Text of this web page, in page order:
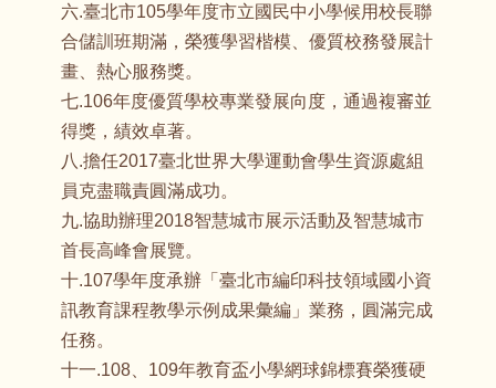
六.臺北市105學年度市立國民中小學候用校長聯
合儲訓班期滿，榮獲學習楷模、優質校務發展計
畫、熱心服務獎。
七.106年度優質學校專業發展向度，通過複審並
得獎，績效卓著。
八.擔任2017臺北世界大學運動會學生資源處組
員克盡職責圓滿成功。
九.協助辦理2018智慧城市展示活動及智慧城市
首長高峰會展覽。
十.107學年度承辦「臺北市編印科技領域國小資
訊教育課程教學示例成果彙編」業務，圓滿完成
任務。
十一.108、109年教育盃小學網球錦標賽榮獲硬